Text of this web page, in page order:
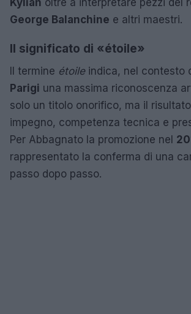
Kylián oltre a interpretare pezzi del
George Balanchine e altri maestri.
Il significato di «étoile»
Il termine étoileindica, nel contesto
Parigi una massima riconoscenza
solo un titolo onorifico, ma il
impegno, competenza tecnica e
Per Abbagnato la promozione nel
rappresentato la conferma di una
passo dopo passo.